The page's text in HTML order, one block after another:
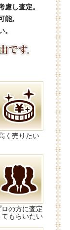
慮し査定。
能。
。
く売りたい
ロの方に査定
てもらいたい